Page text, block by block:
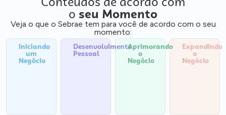
o seu Momento
Veja o que o Sebrae tem para você de acordo com o seu
momento:
Iniciando
um
Negócio
Desenvolvimento
Pessoal
Aprimorando
o
Negócio
Expandindo
o
Negócio